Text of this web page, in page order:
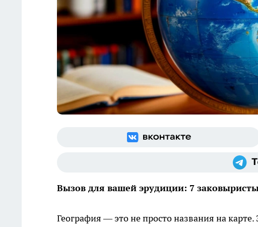
Вызов для вашей эрудиции: 7
География — это не просто названия на